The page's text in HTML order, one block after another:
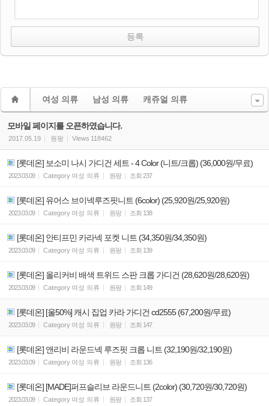
여성 의류 남성 의류 캐쥬얼 의류
모바일 페이지를 오픈하였습니다.
2017.05.19 원팡 Views 118462
[롯데온] 보소미 나시 가디건 세트 - 4 Color (니트/크롭) (36,000원/무료)
2023.03.09 Category 여성 의류 원팡 조회 237
[롯데온] 유어스 브이넥루즈핏니트 (6color) (25,920원/25,920원)
2023.03.09 Category 여성 의류 원팡 조회 138
[롯데온] 안티프민 카라넥 포켓 니트 (34,350원/34,350원)
2023.03.09 Category 여성 의류 원팡 조회 139
[롯데온] 올리커비 배색 트위드 스판 크롭 가디건 (28,620원/28,620원)
2023.03.09 Category 여성 의류 원팡 조회 149
[롯데온] [울50%] 캐시 집업 카라 가디건 cd2555 (67,200원/무료)
2023.03.09 Category 여성 의류 원팡 조회 147
[롯데온] 앤리비 라운드넥 루즈핏 크롭 니트 (32,190원/32,190원)
2023.03.09 Category 여성 의류 원팡 조회 136
[롯데온] [MADE]퍼프슬리브 라운드니트 (2color) (30,720원/30,720원)
2023.03.09 Category 여성 의류 원팡 조회 137